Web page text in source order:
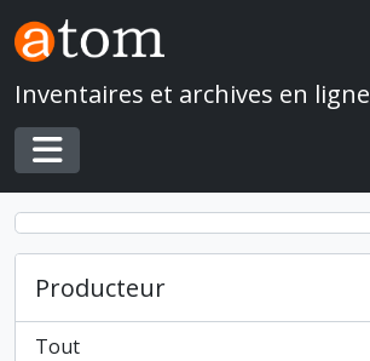
Skip to main content
Inventaires et archives en ligne
Toggle navigation
Producteur
Tout